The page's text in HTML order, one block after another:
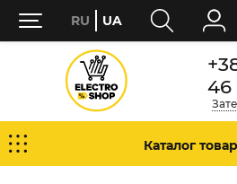
46
Каталог
RU UA